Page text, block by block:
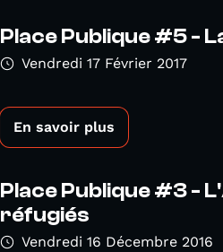
Place Publique #5 -
Vendredi 17 Février 2017
En savoir plus
Place Publique #3 -
réfugiés
Vendredi 16 Décembre 2016